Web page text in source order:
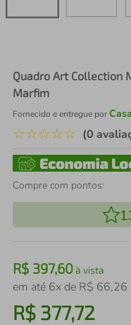
Quadro Art Collection
Marfim
Fornecido e entregue por
☆☆☆☆☆ (0
Compre com pontos:
R$ 397,60à vista
em até 6x de R$ 66,26
R$ 377,72